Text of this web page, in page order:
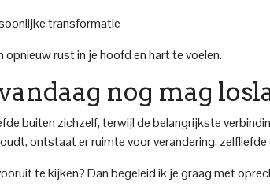
transformatie
rust in je hoofd en hart te voelen.
nog mag
buiten zichzelf, terwijl de belangrijkste
ontstaat er ruimte voor verandering, zelfliefde
te kijken? Dan begeleid ik je graag met